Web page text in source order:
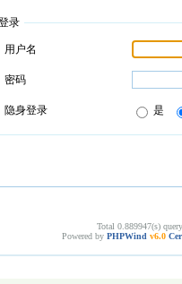
录
用户名
密码
隐身登录 是
Total 0.889947(s)
Powered by PHPWind v6.0